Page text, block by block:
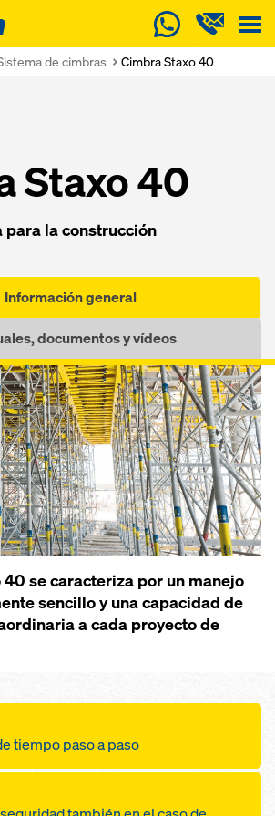
de cimbras Cimbra Staxo 40
Staxo 40
la construcción
Información general
documentos y vídeos
40 se caracteriza por un manejo
sencillo y una capacidad de
a cada proyecto de
tiempo paso a paso
rápido gracias a pocas
especialmente ligeras